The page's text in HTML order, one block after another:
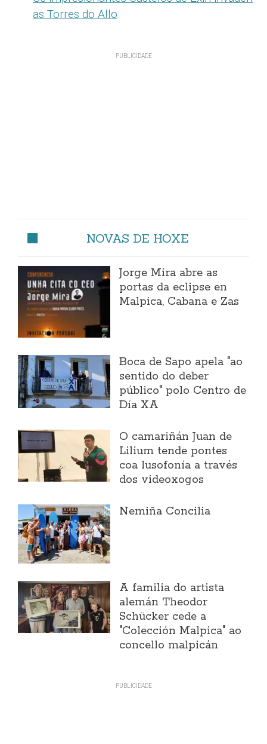
as Torres do Allo.
NOVAS DE HOXE
Jorge Mira abre as
portas da eclipse en
Malpica, Cabana e Zas
Boca de Sapo apela "ao
sentido do deber
público" polo Centro de
Día XA
O camariñán Juan de
Lilium tende pontes
coa lusofonía a través
dos videoxogos
Nemiña Concilia
A familia do artista
alemán Theodor
Schücker cede a
"Colección Malpica" ao
concello malpicán